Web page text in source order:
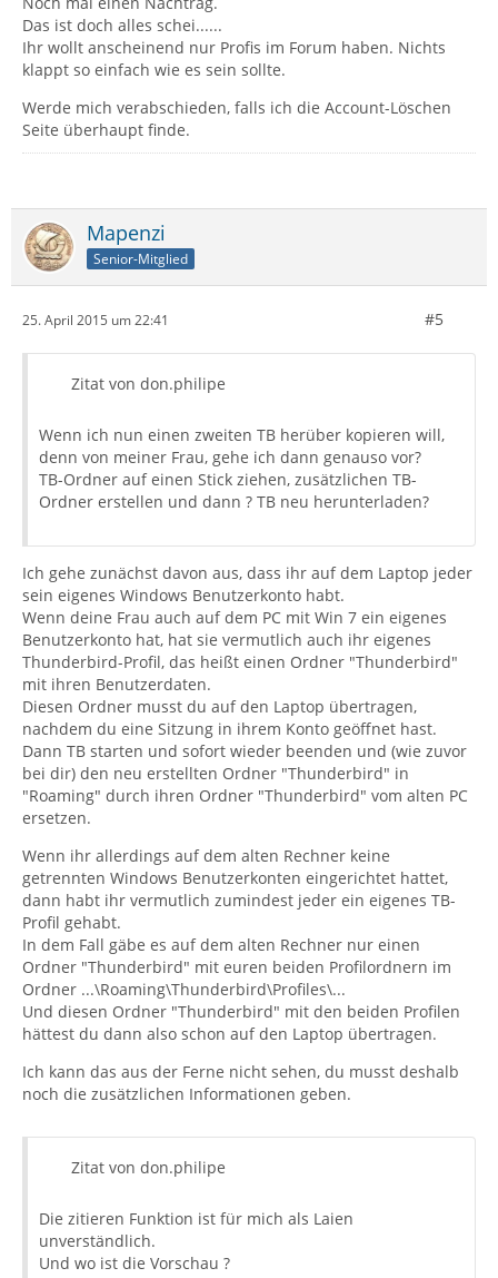
Das ist doch alles schei......
Ihr wollt anscheinend nur Profis im Forum haben. Nichts
klappt so einfach wie es sein sollte.
Werde mich verabschieden, falls ich die Account-Löschen
Seite überhaupt finde.
Mapenzi
Senior-Mitglied
25. April 2015 um 22:41 #5
Zitat von don.philipe
Wenn ich nun einen zweiten TB herüber kopieren will,
denn von meiner Frau, gehe ich dann genauso vor?
TB-Ordner auf einen Stick ziehen, zusätzlichen TB-
Ordner erstellen und dann ? TB neu herunterladen?
Ich gehe zunächst davon aus, dass ihr auf dem Laptop jeder
sein eigenes Windows Benutzerkonto habt.
Wenn deine Frau auch auf dem PC mit Win 7 ein eigenes
Benutzerkonto hat, hat sie vermutlich auch ihr eigenes
Thunderbird-Profil, das heißt einen Ordner "Thunderbird"
mit ihren Benutzerdaten.
Diesen Ordner musst du auf den Laptop übertragen,
nachdem du eine Sitzung in ihrem Konto geöffnet hast.
Dann TB starten und sofort wieder beenden und (wie zuvor
bei dir) den neu erstellten Ordner "Thunderbird" in
"Roaming" durch ihren Ordner "Thunderbird" vom alten PC
ersetzen.
Wenn ihr allerdings auf dem alten Rechner keine
getrennten Windows Benutzerkonten eingerichtet hattet,
dann habt ihr vermutlich zumindest jeder ein eigenes TB-
Profil gehabt.
In dem Fall gäbe es auf dem alten Rechner nur einen
Ordner "Thunderbird" mit euren beiden Profilordnern im
Ordner ...\Roaming\Thunderbird\Profiles\...
Und diesen Ordner "Thunderbird" mit den beiden Profilen
hättest du dann also schon auf den Laptop übertragen.
Ich kann das aus der Ferne nicht sehen, du musst deshalb
noch die zusätzlichen Informationen geben.
Zitat von don.philipe
Die zitieren Funktion ist für mich als Laien
unverständlich.
Und wo ist die Vorschau ?